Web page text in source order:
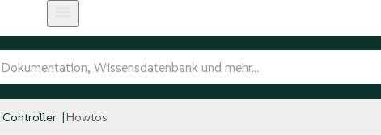
Howtos